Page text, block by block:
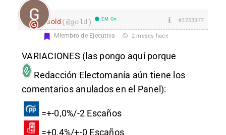
Gold (@gold) EM On #3253377
Miembro de Ejecutiva 2 meses hace
VARIACIONES (las pongo aquí porque
Redacción Electomanía aún tiene los
comentarios anulados en el Panel):
=+-0,0%/-2 Escaños
=+0,4%/+-0 Escaños